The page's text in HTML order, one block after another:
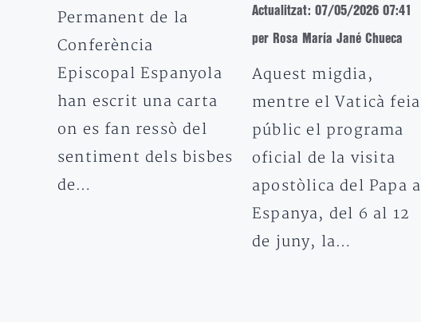
Permanent de la
Conferència
Episcopal Espanyola
han escrit una carta
on es fan ressò del
sentiment dels bisbes
de…
Actualitzat: 07/05/2026 07:41
per Rosa María Jané Chueca
Aquest migdia,
mentre el Vaticà feia
públic el programa
oficial de la visita
apostòlica del Papa a
Espanya, del 6 al 12
de juny, la…